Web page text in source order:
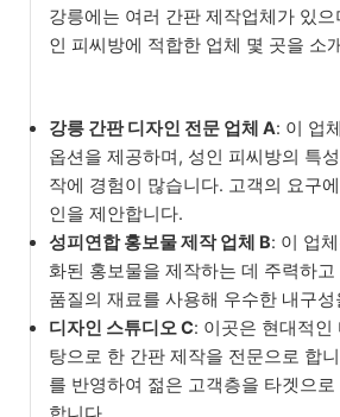
강릉에는 여러 간판 제작업체가 있
인 피씨방에 적합한 업체 몇 곳을 소
강릉 간판 디자인 전문 업체 A: 이 업
옵션을 제공하며, 성인 피씨방의 특
작에 경험이 많습니다. 고객의 요구
인을 제안합니다.
성피연합 홍보물 제작 업체 B: 이 업
화된 홍보물을 제작하는 데 주력하
품질의 재료를 사용해 우수한 내구
디자인 스튜디오 C: 이곳은 현대적
탕으로 한 간판 제작을 전문으로 합
를 반영하여 젊은 고객층을 타겟으